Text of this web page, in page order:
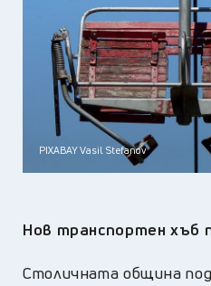
PIXABAY Vasil Stefanov
Нов транспортен хъб
Столичната община